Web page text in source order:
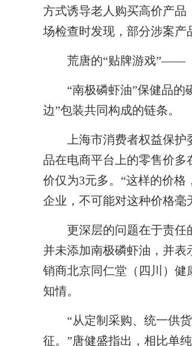
方式诱导老人购买高价产品
场检查时发现，部分涉案产
荒唐的“贴牌游戏”——
“南极磷虾油”保健品的磷
边”包装共同构成的链条。
上海市消费者权益保护委
品在电商平台上的零售价多
价仅为3元多。“这样的价
企业，不可能对这种价格毫
更深层的问题在于责任的
并未添加南极磷虾油，并
销商北京同仁堂（四川）
知情。
“从定制采购、统一供货
征。”唐健盛指出，相比单